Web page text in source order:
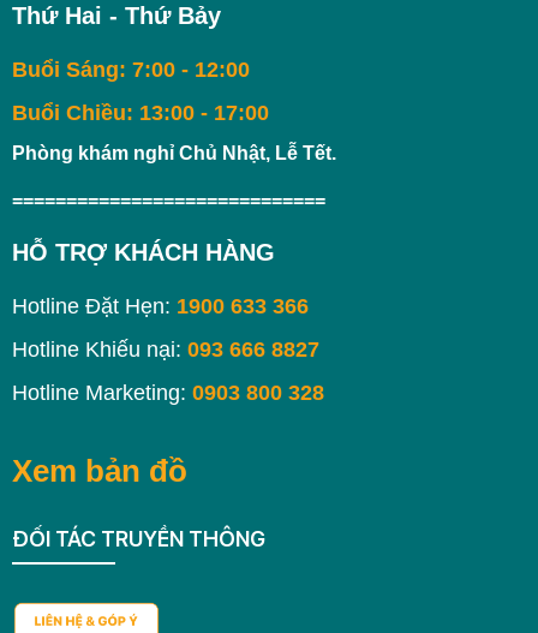
Thứ Hai - Thứ Bảy
Buổi Sáng: 7:00 - 12:00
Buổi Chiều: 13:00 - 17:00
Phòng khám nghỉ Chủ Nhật, Lễ Tết.
=============================
HỖ TRỢ KHÁCH HÀNG
Hotline Đặt Hẹn: 1900 633 366
Hotline Khiếu nại: 093 666 8827
Hotline Marketing: 0903 800 328
Xem bản đồ
ĐỐI TÁC TRUYỀN THÔNG